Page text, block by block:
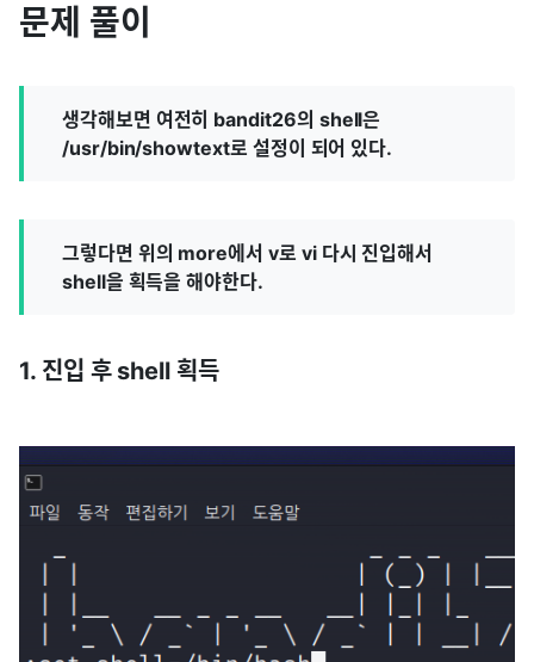
문제 풀이
생각해보면 여전히 bandit26의 shell은
/usr/bin/showtext로 설정이 되어 있다.
그렇다면 위의 more에서 v로 vi 다시 진입해서
shell을 획득을 해야한다.
1. 진입 후 shell 획득